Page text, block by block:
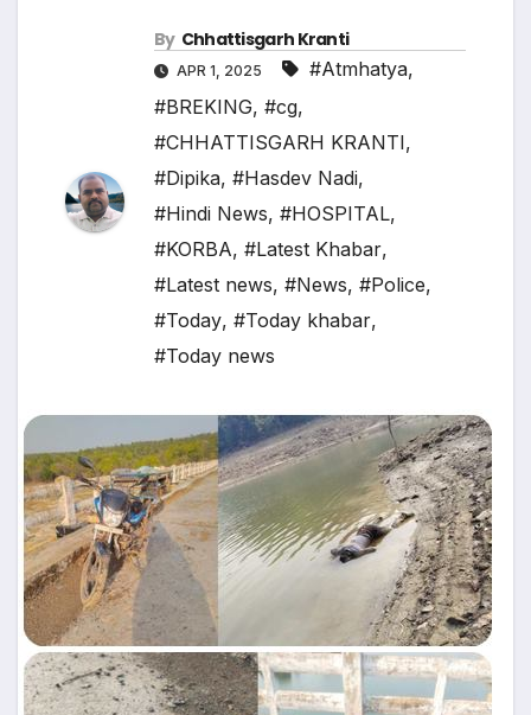
By Chhattisgarh Kranti
APR 1, 2025 #Atmhatya,
#BREKING, #cg,
#CHHATTISGARH KRANTI,
#Dipika, #Hasdev Nadi,
#Hindi News, #HOSPITAL,
#KORBA, #Latest Khabar,
#Latest news, #News, #Police,
#Today, #Today khabar,
#Today news